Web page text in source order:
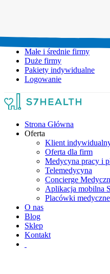
Małe i średnie firmy
Duże firmy
Pakiety indywidualne
Logowanie
Strona Główna
Oferta
Klient
Oferta dla firm
Medycyna pracy i
Telemedycyna
Concierge
Aplikacja mobilna
Placówki medyczne
O nas
Blog
Sklep
Kontakt